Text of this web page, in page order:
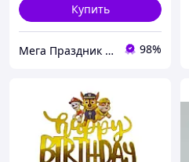
Купить
Мега Праздник – магазин аксессуаров для праздника и все для оформления воздушными шарами ОПТ. 98%